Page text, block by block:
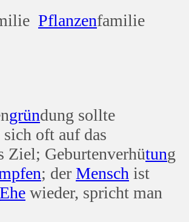
Pflanzenfamilie
gründung sollte
oft auf das
Ziel; Geburtenverhütung
; der Mensch ist
Ehe wieder, spricht man